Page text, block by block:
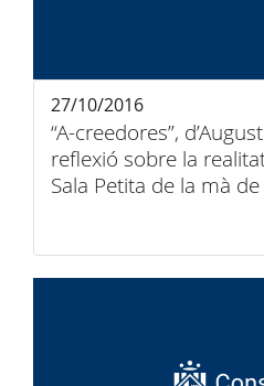
“A-creedores”,
reflexió sobre la realitat i la veritat, a la
Sala Petita de la mà
27/10/2016